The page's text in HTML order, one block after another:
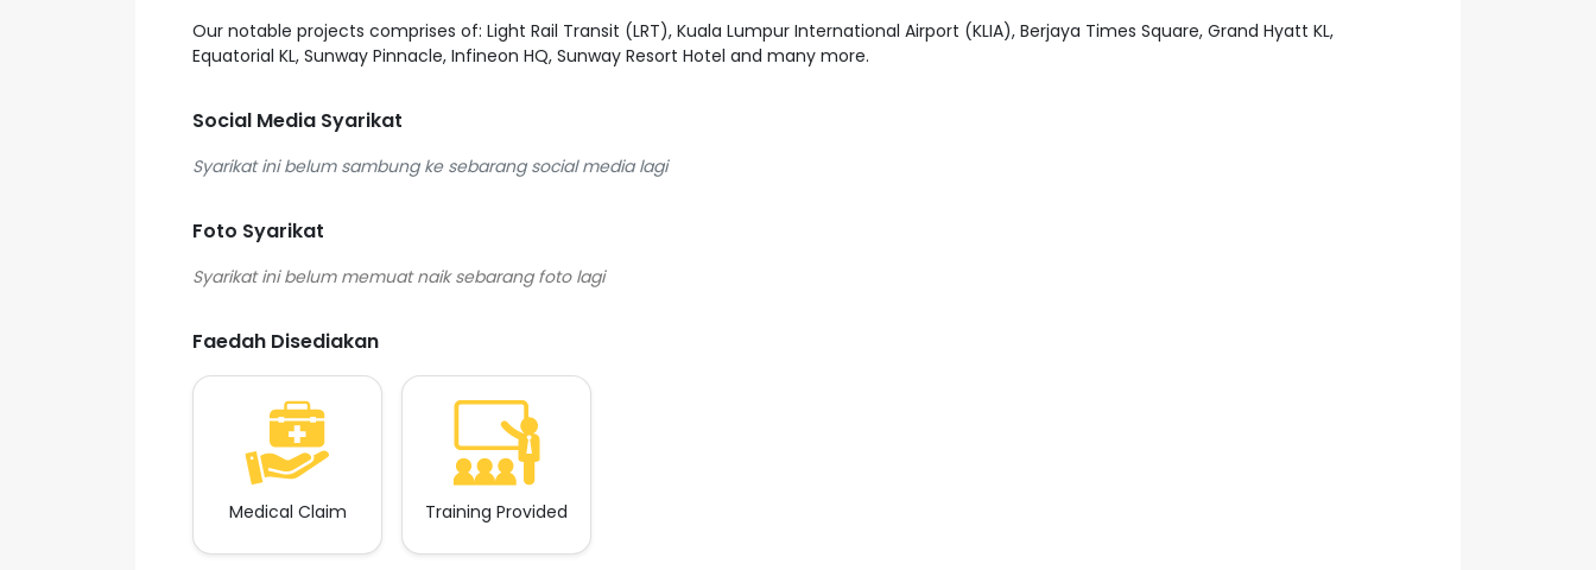
Our notable projects comprises of: Light Rail Transit (LRT), Kuala Lumpur International Airport (KLIA), Berjaya Times Square, Grand Hyatt KL,
Equatorial KL, Sunway Pinnacle, Infineon HQ, Sunway Resort Hotel and many more.
Social Media Syarikat
Syarikat ini belum sambung ke sebarang social media lagi
Foto Syarikat
Faedah Disediakan
Medical Claim Training Provided